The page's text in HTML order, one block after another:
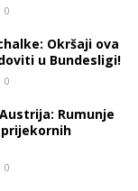
0
Okršaji ova
u Bundesligi!
0
Rumunje
0